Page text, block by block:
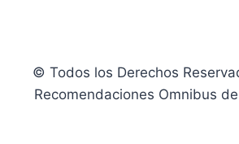
© Todos los Derechos
Recomendaciones Omnibus